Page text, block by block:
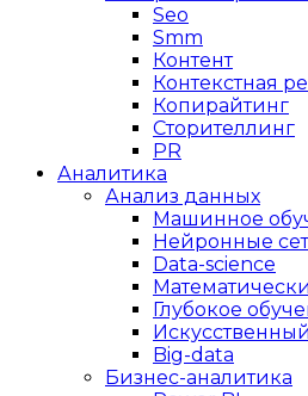
Seo
Smm
Контент
Контекстная
Копирайтинг
Сторителлинг
PR
Аналитика
Анализ данных
Машинное
Нейронные
Data-science
Глубокое
Big-data
Бизнес-аналитика